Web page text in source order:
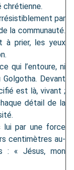
chrétienne.
par
la communauté.
à prier, les yeux
qui l’entoure, ni
Devant
est là, vivant ;
détail de la
lui par une force
centimètres au-
: « Jésus, mon